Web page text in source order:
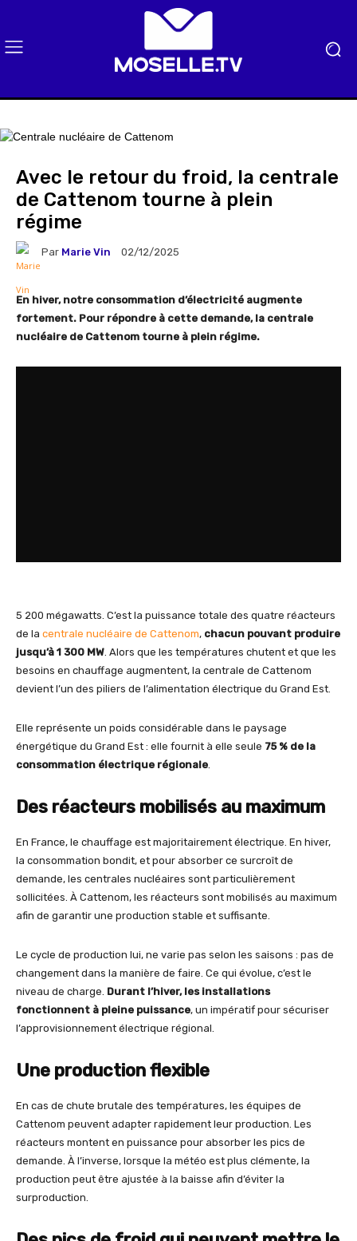
Avec le retour du froid, la centrale
de Cattenom tourne à plein
régime
Par Marie Vin 02/12/2025
En hiver, notre consommation d’électricité augmente
fortement. Pour répondre à cette demande, la centrale
nucléaire de Cattenom tourne à plein régime.
5 200 mégawatts. C’est la puissance totale des quatre réacteurs
de la centrale nucléaire de Cattenom, chacun pouvant produire
jusqu’à 1 300 MW . Alors que les températures chutent et que les
besoins en chauffage augmentent, la centrale de Cattenom
devient l’un des piliers de l’alimentation électrique du Grand Est.
Elle représente un poids considérable dans le paysage
énergétique du Grand Est : elle fournit à elle seule 75 % de la
consommation électrique régionale
Des réacteurs mobilisés au maximum
En France, le chauffage est majoritairement électrique. En hiver,
la consommation bondit, et pour absorber ce surcroît de
demande, les centrales nucléaires sont particulièrement
sollicitées. À Cattenom, les réacteurs sont mobilisés au maximum
afin de garantir une production stable et suffisante.
Le cycle de production lui, ne varie pas selon les saisons : pas de
changement dans la manière de faire. Ce qui évolue, c’est le
niveau de charge. Durant l’hiver, les installations
fonctionnent à pleine puissance, un impératif pour sécuriser
l’approvisionnement électrique régional.
Une production flexible
En cas de chute brutale des températures, les équipes de
Cattenom peuvent adapter rapidement leur production. Les
réacteurs montent en puissance pour absorber les pics de
demande. À l’inverse, lorsque la météo est plus clémente, la
production peut être ajustée à la baisse afin d’éviter la
surproduction.